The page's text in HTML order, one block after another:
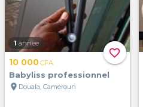
favorite_border
1 année
10 000CFA
Babyliss professionnel
location_on Douala, Cameroun